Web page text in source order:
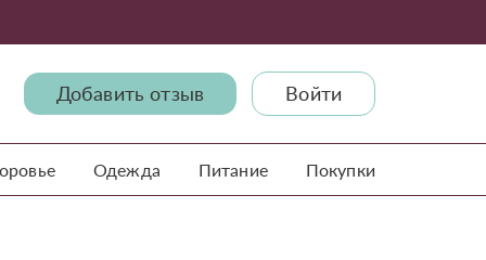
Добавить отзыв Войти
Одежда Питание Покупки